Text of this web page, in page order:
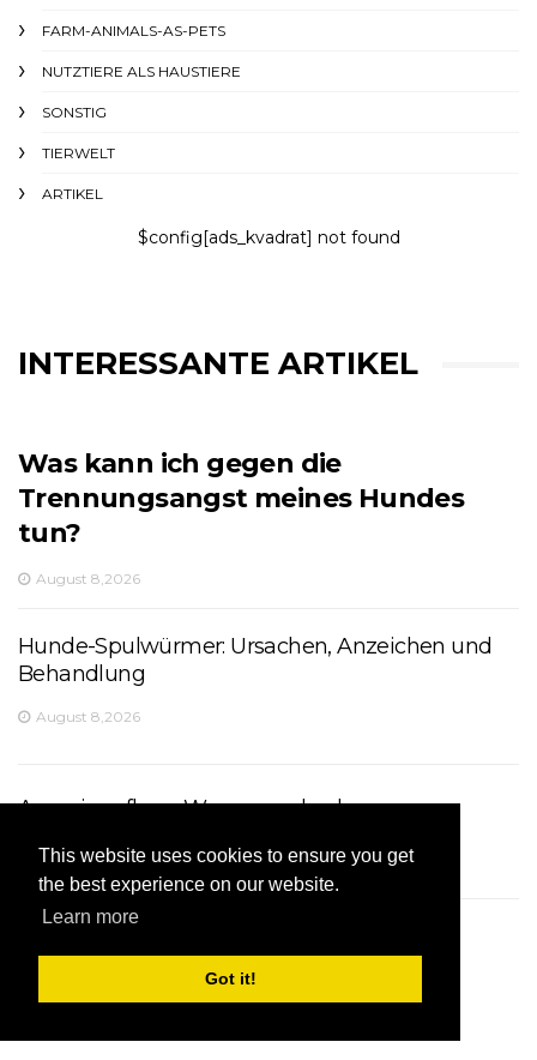
This website uses cookies to ensure you get
the best experience on our website.
Learn more
Got it!
FARM-ANIMALS-AS-PETS
NUTZTIERE ALS HAUSTIERE
SONSTIG
TIERWELT
ARTIKEL
$config[ads_kvadrat] not found
INTERESSANTE ARTIKEL
Was kann ich gegen die
Trennungsangst meines Hundes
tun?
August 8,2026
Hunde-Spulwürmer: Ursachen, Anzeichen und
Behandlung
August 8,2026
Aquarienpflege: Wasserwechsel
August 8,2026